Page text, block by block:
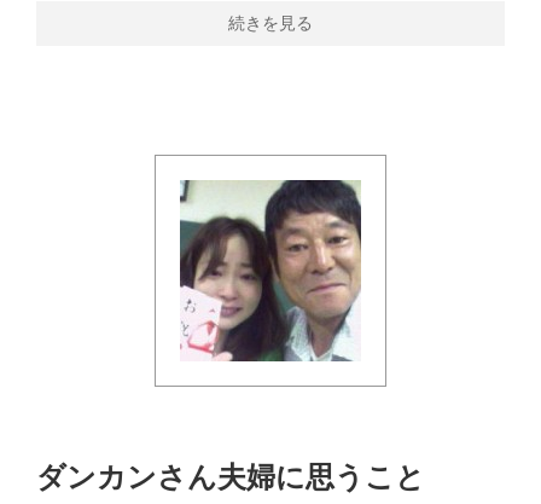
続きを見る
ダンカンさん夫婦に思うこと